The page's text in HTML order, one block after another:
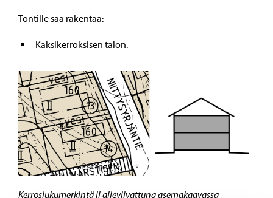
Tontille saa rakentaa:
Kaksikerroksisen talon.
Kerroslukumerkintä II alleviivattuna asemakaavassa